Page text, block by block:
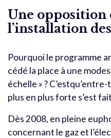
Une opposition
l’installation des
Pourquoi le programme
cédé la place à une
échelle » ?
plus en plus forte s’est
Dès 2008, en pleine
concernant le gaz et